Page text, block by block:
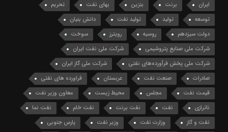
ایران
برنت بنزین بهای نفت
تحریم
توسعه
تولید تولید نفت
دانش بنیان
دولت سیزدهم
روسیه رویترز
سوخت
شرکت ملی صنایع پتروشیمی
شرکت ملی نفت ایران
شرکت ملی پخش فرآورده‌های نفتی
شرکت ملی گاز ایران
صادرات
صنعت نفت عربستان
فراورده های نفتی
قیمت نفت
مجلس محیط زیست
معاون وزیر نفت
ناترازی
نفت نفت برنت نفت خام
نفت نما
نفت و گاز
وزارت نفت وزیر نفت پارس جنوبی